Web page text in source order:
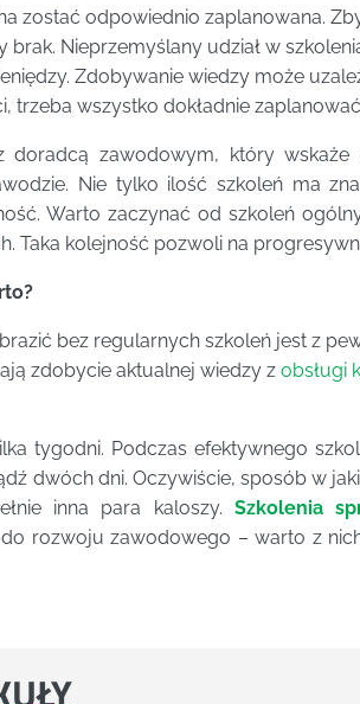
zostać odpowiednio zaplanowana.
brak. Nieprzemyślany udział w
Zdobywanie wiedzy może
trzeba wszystko dokładnie
zawodowym, który wskaże
Nie tylko ilość szkoleń ma
Warto zaczynać od szkoleń
Taka kolejność pozwoli na
bez regularnych szkoleń jest z
zdobycie aktualnej wiedzy z obsługi
tygodni. Podczas efektywnego
dwóch dni. Oczywiście, sposób w
inna para kaloszy. Szkolenia
rozwoju zawodowego – warto z